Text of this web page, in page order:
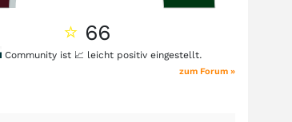
⭐ 66
Community ist 📈 leicht positiv eingestellt.
zum Forum »